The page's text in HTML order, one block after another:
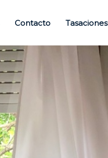
Contacto Tasaciones